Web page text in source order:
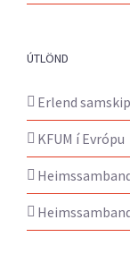
ÚTLÖND
Erlend
KFUM í Evrópu